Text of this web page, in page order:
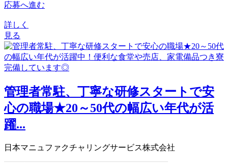
応募へ進む
詳しく
見る
管理者常駐、丁寧な研修スタートで安
心の職場★20～50代の幅広い年代が活
躍...
日本マニュファクチャリングサービス株式会社